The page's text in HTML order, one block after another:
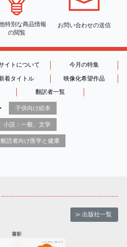
特別な商品情報
の閲覧
お問い合わせの送信
イトについて
今月の特集
着タイトル
映像化希望作品
翻訳者一覧
子供向け絵本
小説：一般、文学
読者向け医学と健康
≫ 出版社一覧